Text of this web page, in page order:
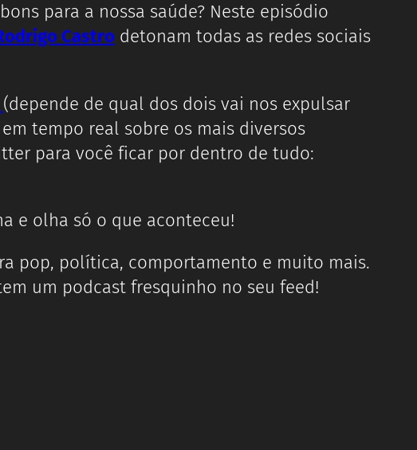
para a nossa saúde? Neste episódio
Castro detonam todas as redes sociais
(depende de qual dos dois vai nos expulsar
tempo real sobre os mais diversos
para você ficar por dentro de tudo:
e olha só o que aconteceu!
pop, política, comportamento e muito mais.
um podcast fresquinho no seu feed!